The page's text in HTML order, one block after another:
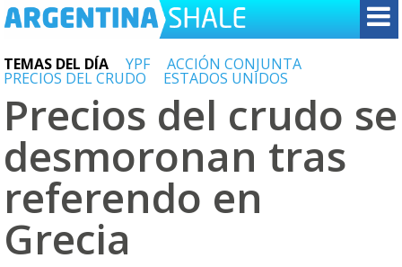
TEMAS DEL DÍA YPF ACCIÓN CONJUNTA
PRECIOS DEL CRUDO ESTADOS UNIDOS
Precios del crudo se
desmoronan tras
referendo en
Grecia